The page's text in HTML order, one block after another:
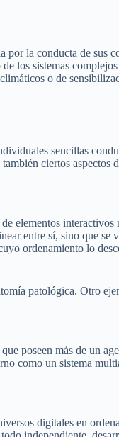
la conducta de sus
los sistemas
o de
sencillas
ciertos aspectos
elementos
entre sí, sino que se
ordenamiento lo
patológica. Otro
poseen más de un
como un sistema
digitales en